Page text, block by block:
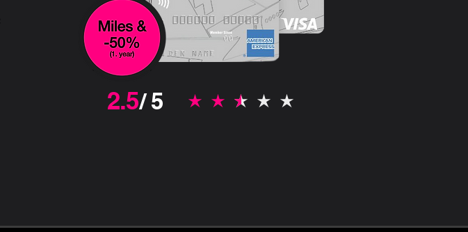
2.5/ 5 la note moyenne est 2.5 sur 5